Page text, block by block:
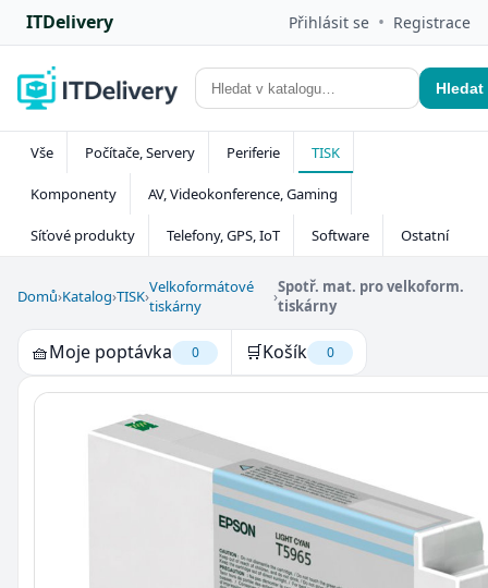
ITDelivery Přihlásit se • Registrace
Hledat
Vše Počítače, Servery Periferie TISK
Komponenty AV, Videokonference, Gaming
Síťové produkty Telefony, GPS, IoT Software Ostatní
Domů›Katalog›TISK›Velkoformátové
tiskárny
›Spotř. mat. pro velkoform.
tiskárny
🧺Moje poptávka 0 🛒Košík 0